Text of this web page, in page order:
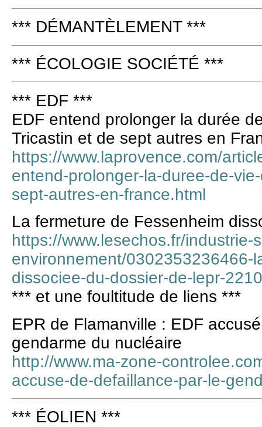
*** DÉMANTÈLEMENT ***
*** ÉCOLOGIE SOCIÉTÉ ***
*** EDF ***
EDF entend prolonger la durée
Tricastin et de sept autres en
https://www.laprovence.com/
entend-prolonger-la-duree-de-
sept-autres-en-france.html
La fermeture de Fessenheim
https://www.lesechos.fr/industrie-
environnement/0302353236466-
dissociee-du-dossier-de-lepr-
*** et une foultitude de liens ***
EPR de Flamanville : EDF
gendarme du nucléaire
http://www.ma-zone-
accuse-de-defaillance-par-le-
*** ÉOLIEN ***